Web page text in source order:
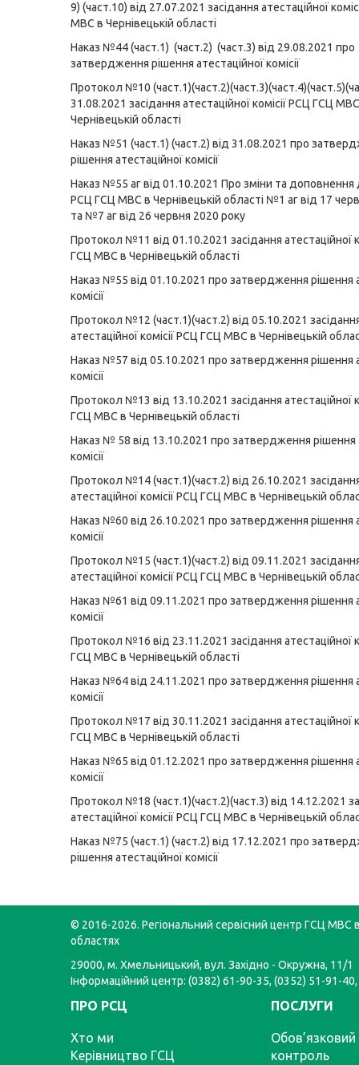
9) (част.10) від 27.07.2021 засідання атестаційної
МВС в Чернівецькій області
Наказ №44 (част.1) (част.2) (част.3) від 29.08.2021 про
затвердження рішення атестаційної комісії
Протокол №10 (част.1)(част.2)(част.3)(част.4)(част.5)
31.08.2021 засідання атестаційної комісії РСЦ ГСЦ
Чернівецькій області
Наказ №51 (част.1) (част.2) від 31.08.2021 про
рішення атестаційної комісії
Наказ №55 аг від 01.10.2021 Про зміни та доповнення
РСЦ ГСЦ МВС в Чернівецькій області №1 аг від 17
та №7 аг від 26 червня 2020 року
Протокол №11 від 01.10.2021 засідання атестаційної
ГСЦ МВС в Чернівецькій області
Наказ №55 від 01.10.2021 про затвердження рішення
комісії
Протокол №12 (част.1)(част.2) від 05.10.2021
атестаційної комісії РСЦ ГСЦ МВС в Чернівецькій
Наказ №57 від 05.10.2021 про затвердження рішення
комісії
Протокол №13 від 13.10.2021 засідання атестаційної
ГСЦ МВС в Чернівецькій області
Наказ № 58 від 13.10.2021 про затвердження рішення
комісії
Протокол №14 (част.1)(част.2) від 26.10.2021
атестаційної комісії РСЦ ГСЦ МВС в Чернівецькій
Наказ №60 від 26.10.2021 про затвердження рішення
комісії
Протокол №15 (част.1)(част.2) від 09.11.2021
атестаційної комісії РСЦ ГСЦ МВС в Чернівецькій
Наказ №61 від 09.11.2021 про затвердження рішення
комісії
Протокол №16 від 23.11.2021 засідання атестаційної
ГСЦ МВС в Чернівецькій області
Наказ №64 від 24.11.2021 про затвердження рішення
комісії
Протокол №17 від 30.11.2021 засідання атестаційної
ГСЦ МВС в Чернівецькій області
Наказ №65 від 01.12.2021 про затвердження рішення
комісії
Протокол №18 (част.1)(част.2)(част.3) від 14.12.2021
атестаційної комісії РСЦ ГСЦ МВС в Чернівецькій
Наказ №75 (част.1) (част.2) від 17.12.2021 про
рішення атестаційної комісії
© 2016-2026. Регіональний сервісний центр ГСЦ МВС
областях
29000, м. Хмельницький, вул. Західно - Окружна, 11/1
Інформаційний центр: (0382) 61-90-35, (0352) 51-91-
ПРО РСЦ
Хто ми
Керівництво ГСЦ
ПОСЛУГИ
Обов’язковий
контроль